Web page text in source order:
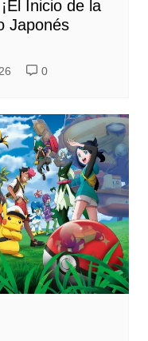
Inicio de la
Japonés
0